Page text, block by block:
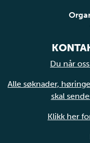
Du når
Alle søknader,
skal
Klikk her